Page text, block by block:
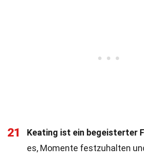
21 Keating ist ein begeisterter
es, Momente festzuhalten